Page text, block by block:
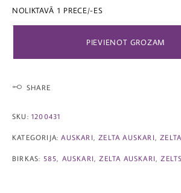
NOLIKTAVĀ 1 PRECE/-ES
PIEVIENOT GROZAM
SHARE
SKU: 1200431
KATEGORIJA:AUSKARI ZELTA AUSKARI
BIRKAS: 585 AUSKARI ZELTA AUSKARI ZELTS